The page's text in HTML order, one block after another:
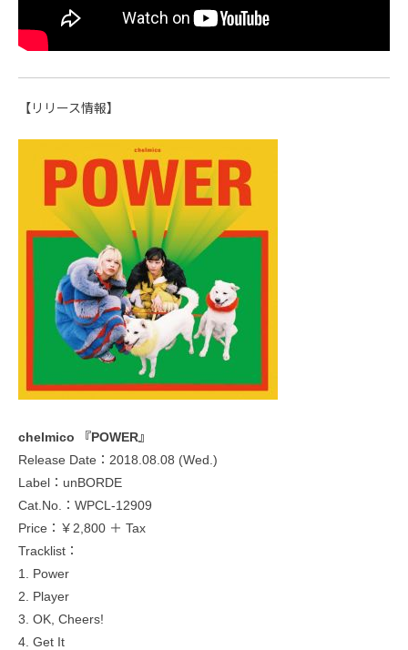
【リリース情報】
chelmico 『POWER』
Release Date：2018.08.08 (Wed.)
Label：unBORDE
Cat.No.：WPCL-12909
Price：￥2,800 ＋ Tax
Tracklist：
1. Power
2. Player
3. OK, Cheers!
4. Get It